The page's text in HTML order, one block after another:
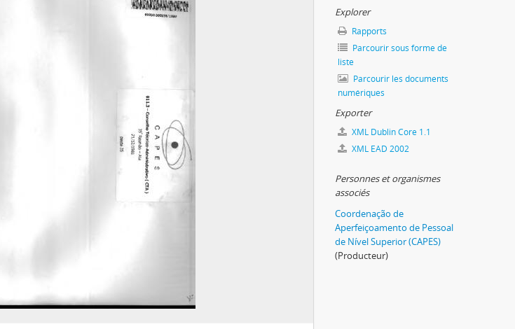
Explorer
Rapports
Parcourir sous forme de
liste
Parcourir les documents
numériques
Exporter
XML Dublin Core 1.1
XML EAD 2002
Personnes et organismes
associés
Coordenação de
Aperfeiçoamento de Pessoal
de Nível Superior (CAPES)
(Producteur)